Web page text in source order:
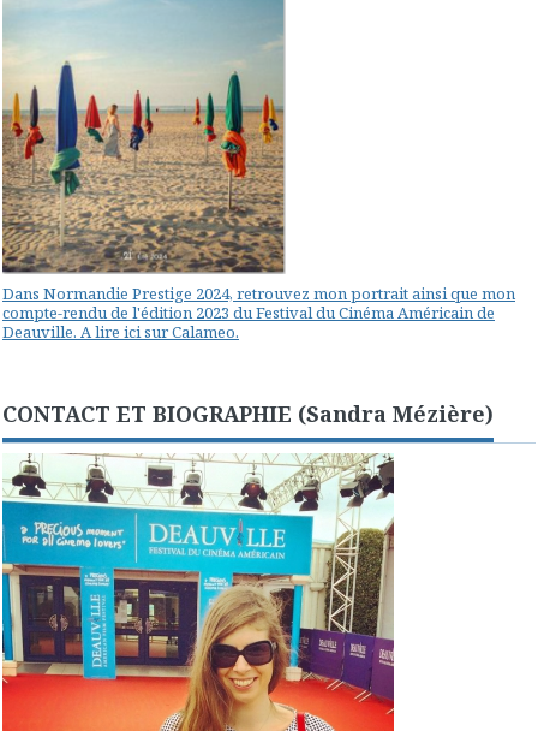
Dans Normandie Prestige 2024, retrouvez mon portrait ainsi que mon
compte-rendu de l'édition 2023 du Festival du Cinéma Américain de
Deauville. A lire ici sur Calameo.
CONTACT ET BIOGRAPHIE (Sandra Mézière)